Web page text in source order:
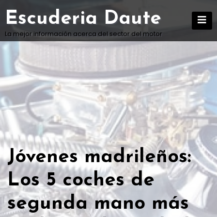
content
Escuderia Daute
La mejor información acerca del sector del motor
Jóvenes madrileños:
Los 5 coches de
segunda mano más